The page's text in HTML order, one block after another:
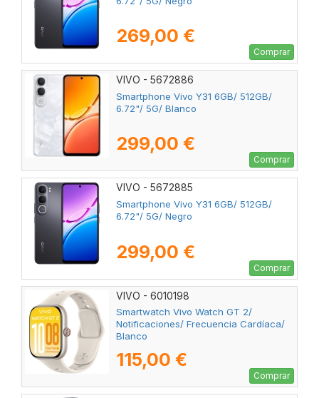
269,00 €
Comprar
VIVO - 5672886
Smartphone Vivo Y31 6GB/ 512GB/
6.72"/ 5G/ Blanco
299,00 €
Comprar
VIVO - 5672885
Smartphone Vivo Y31 6GB/ 512GB/
6.72"/ 5G/ Negro
299,00 €
Comprar
VIVO - 6010198
Smartwatch Vivo Watch GT 2/
Notificaciones/ Frecuencia Cardíaca/
Blanco
115,00 €
Comprar